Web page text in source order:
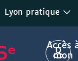
Lyon pratique
Accès
mon